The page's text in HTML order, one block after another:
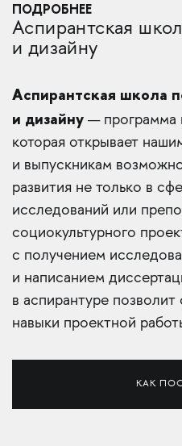
ПОДРОБНЕЕ
Аспирантская
и дизайну
Аспирантская школа
и дизайну — программа
которая открывает
и выпускникам
развития не только в
исследований или
социокультурного
с получением
и написанием
в аспирантуре
навыки проектной
КАК